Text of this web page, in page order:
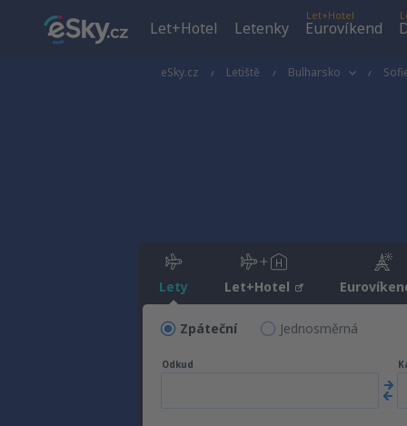
Let+Hotel Letenky
Let+Hotel
Eurovíkend
eSky.cz Letiště Bulharsko
Lety Let+Hotel
Zpáteční Jednosměrná
Odkud